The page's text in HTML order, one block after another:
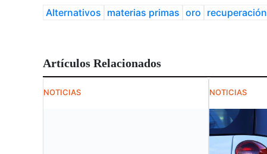
Alternativos materias primas oro recuperación
Artículos Relacionados
NOTICIAS NOTICIAS